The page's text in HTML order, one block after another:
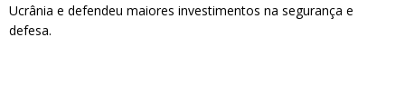
Ucrânia e defendeu maiores investimentos na segurança e
defesa.